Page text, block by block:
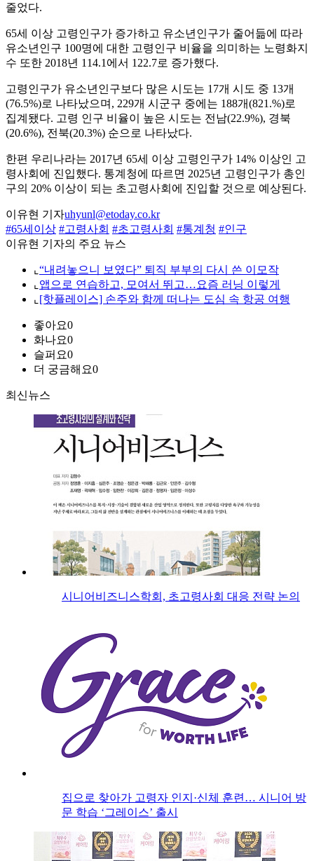
줄었다.
65세 이상 고령인구가 증가하고 유소년인구가 줄어듦에 따라
유소년인구 100명에 대한 고령인구 비율을 의미하는 노령화지
수 또한 2018년 114.1에서 122.7로 증가했다.
고령인구가 유소년인구보다 많은 시도는 17개 시도 중 13개
(76.5%)로 나타났으며, 229개 시군구 중에는 188개(821.%)로
집계됐다. 고령 인구 비율이 높은 시도는 전남(22.9%), 경북
(20.6%), 전북(20.3%) 순으로 나타났다.
한편 우리나라는 2017년 65세 이상 고령인구가 14% 이상인 고
령사회에 진입했다. 통계청에 따르면 2025년 고령인구가 총인
구의 20% 이상이 되는 초고령사회에 진입할 것으로 예상된다.
이유현 기자uhyunl@etoday.co.kr
#65세이상 #고령사회 #초고령사회 #통계청 #인구
이유현 기자의 주요 뉴스
⌞ “내려놓으니 보였다” 퇴직 부부의 다시 쓴 이모작
⌞ 앱으로 연습하고, 모여서 뛰고…요즘 러닝 이렇게
⌞ [핫플레이스] 손주와 함께 떠나는 도심 속 항공 여행
좋아요0
화나요0
슬퍼요0
더 궁금해요0
최신뉴스
시니어비즈니스학회, 초고령사회 대응 전략 논의
집으로 찾아가 고령자 인지·신체 훈련… 시니어 방
문 학습 ‘그레이스’ 출시